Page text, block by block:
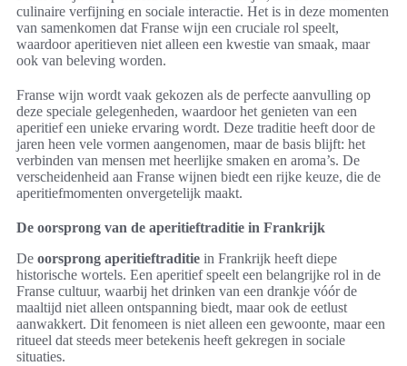
culinaire verfijning en sociale interactie. Het is in deze momenten
van samenkomen dat Franse wijn een cruciale rol speelt,
waardoor aperitieven niet alleen een kwestie van smaak, maar
ook van beleving worden.
Franse wijn wordt vaak gekozen als de perfecte aanvulling op
deze speciale gelegenheden, waardoor het genieten van een
aperitief een unieke ervaring wordt. Deze traditie heeft door de
jaren heen vele vormen aangenomen, maar de basis blijft: het
verbinden van mensen met heerlijke smaken en aroma’s. De
verscheidenheid aan Franse wijnen biedt een rijke keuze, die de
aperitiefmomenten onvergetelijk maakt.
De oorsprong van de aperitieftraditie in Frankrijk
De oorsprong aperitieftraditie in Frankrijk heeft diepe
historische wortels. Een aperitief speelt een belangrijke rol in de
Franse cultuur, waarbij het drinken van een drankje vóór de
maaltijd niet alleen ontspanning biedt, maar ook de eetlust
aanwakkert. Dit fenomeen is niet alleen een gewoonte, maar een
ritueel dat steeds meer betekenis heeft gekregen in sociale
situaties.